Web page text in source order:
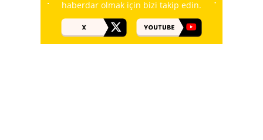
haberdar olmak için bizi takip edin.